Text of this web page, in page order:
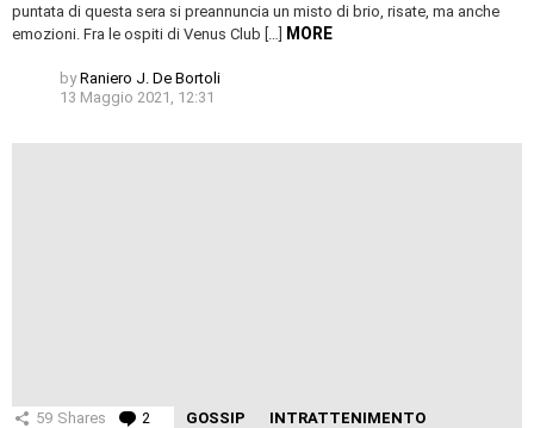
puntata di questa sera si preannuncia un misto di brio, risate, ma anche
emozioni. Fra le ospiti di Venus Club […]
MORE
by Raniero J. De Bortoli
13 Maggio 2021, 12:31
59 Shares 2 Comments
GOSSIP INTRATTENIMENTO